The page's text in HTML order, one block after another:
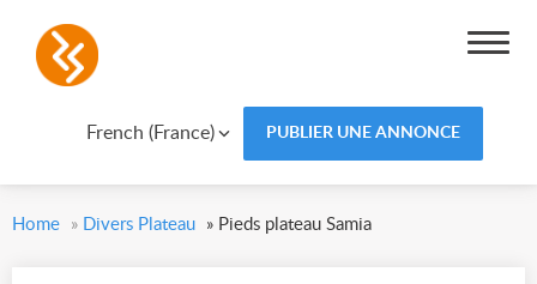
French (France) PUBLIER UNE ANNONCE
Home » Divers Plateau » Pieds plateau Samia